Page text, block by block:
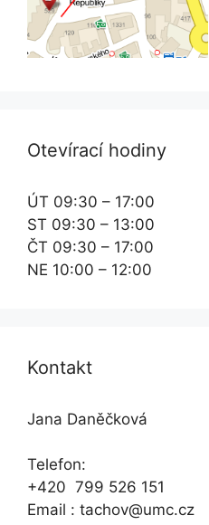
Otevírací hodiny
ÚT 09:30 – 17:00
ST 09:30 – 13:00
ČT 09:30 – 17:00
NE 10:00 – 12:00
Kontakt
Jana Daněčková
Telefon:
+420 799 526 151
Email : tachov@umc.cz